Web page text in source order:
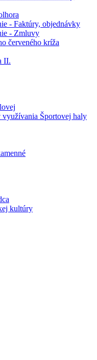
- Faktúry, objednávky
- Zmluvy
červeného kríža
II.
Športovej haly
kultúry